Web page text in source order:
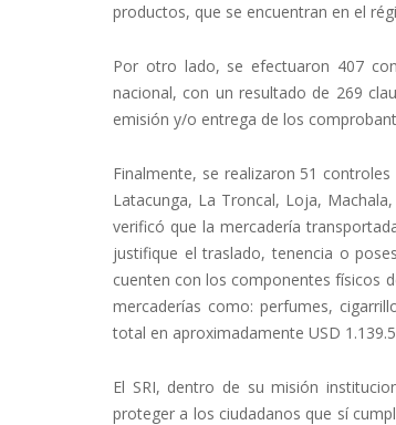
productos, que se encuentran en el
Por otro lado, se efectuaron 407
nacional, con un resultado de 269
emisión y/o entrega de los
Finalmente, se realizaron 51
Latacunga, La Troncal, Loja,
verificó que la mercadería
justifique el traslado, tenencia o
cuenten con los componentes físicos
mercaderías como: perfumes,
total en aproximadamente USD
El SRI, dentro de su misión
proteger a los ciudadanos que sí